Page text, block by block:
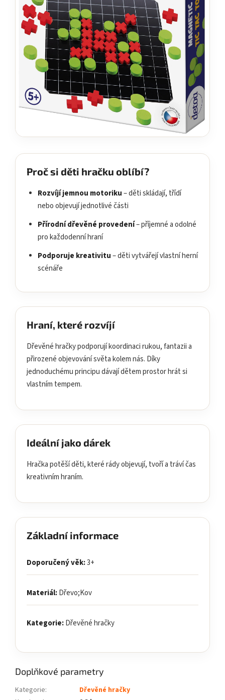
Proč si děti hračku oblíbí?
Rozvíjí jemnou motoriku– děti skládají, třídí
nebo objevují jednotlivé části
Přírodní dřevěné provedení– příjemné a odolné
pro každodenní hraní
Podporuje kreativitu– děti vytvářejí vlastní herní
scénáře
Hraní, které rozvíjí
Dřevěné hračky podporují koordinaci rukou, fantazii a
přirozené objevování světa kolem nás. Díky
jednoduchému principu dávají dětem prostor hrát si
vlastním tempem.
Ideální jako dárek
Hračka potěší děti, které rády objevují, tvoří a tráví čas
kreativním hraním.
Základní informace
Doporučený věk:3+
Materiál:Dřevo;Kov
Kategorie:Dřevěné hračky
Doplňkové parametry
Kategorie:
Dřevěné hračky